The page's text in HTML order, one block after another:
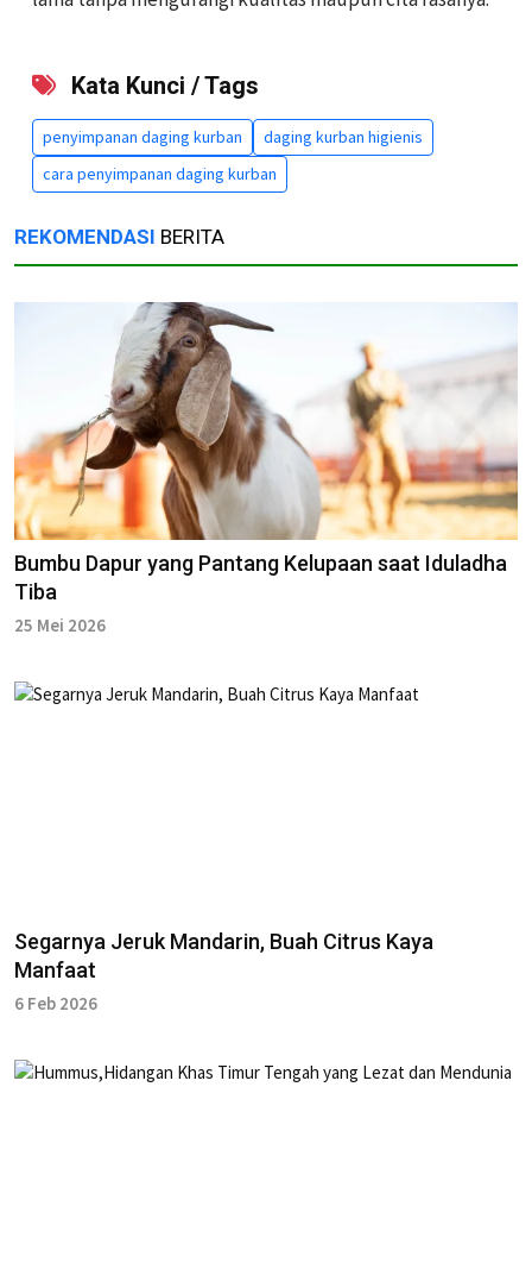
Kata Kunci / Tags
penyimpanan daging kurban
daging kurban higienis
cara penyimpanan daging kurban
REKOMENDASI BERITA
Bumbu Dapur yang Pantang Kelupaan saat Iduladha
Tiba
25 Mei 2026
Segarnya Jeruk Mandarin, Buah Citrus Kaya
Manfaat
6 Feb 2026